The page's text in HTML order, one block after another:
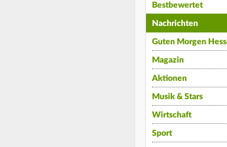
Bestbewertet
Nachrichten
Guten Morgen
Magazin
Aktionen
Musik & Stars
Wirtschaft
Sport